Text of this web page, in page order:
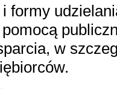
formy
w